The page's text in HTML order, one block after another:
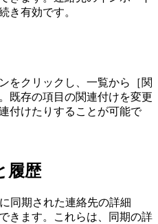
き有効です。
をクリックし、一覧から［関
既存の項目の関連付けを変更
付けたりすることが可能で
履歴
同期された連絡先の詳細
きます。これらは、同期の詳